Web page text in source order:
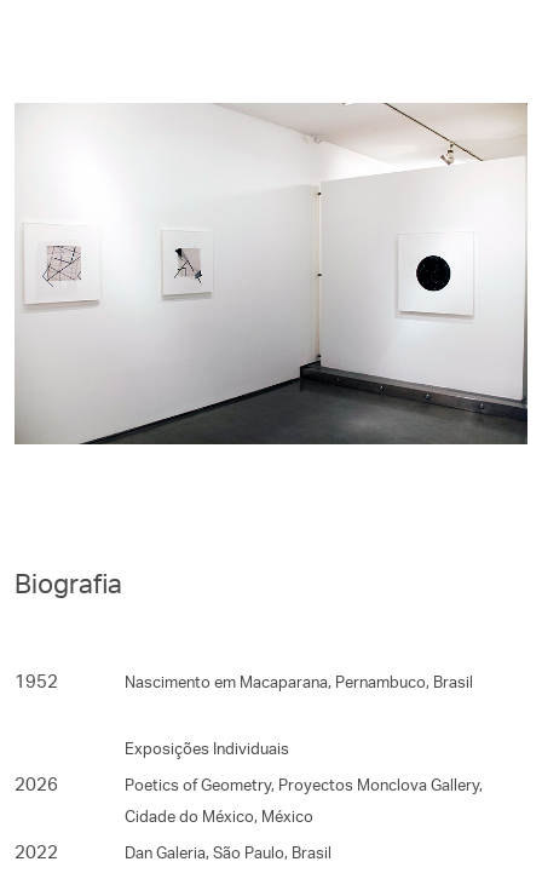
Biografia
1952 Nascimento em Macaparana, Pernambuco, Brasil
Exposições Individuais
2026
Poetics of Geometry, Proyectos Monclova Gallery,
Cidade do México, México
2022 Dan Galeria, São Paulo, Brasil